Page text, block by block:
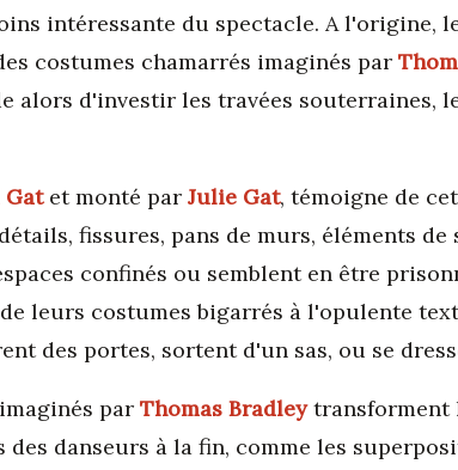
intéressante du spectacle. A l'origine,
costumes chamarrés imaginés par
alors d'investir les travées souterraines,
Gatet monté par Julie Gat, témoigne de
fissures, pans de murs, éléments
confinés ou semblent en être
leurs costumes bigarrés à l'opulente
des portes, sortent d'un sas, ou se
par Thomas Bradleytransforment
danseurs à la fin, comme les